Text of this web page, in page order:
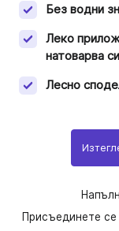
Без водни
Леко
натоварва
Лесно
Присъединете